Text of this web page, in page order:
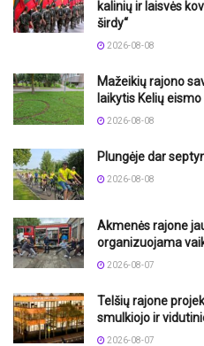
kalinių ir laisvės
širdy“
2026-08-08
Mažeikių rajono
laikytis Kelių
2026-08-08
Plungėje dar
2026-08-08
Akmenės rajone
organizuojama
2026-08-07
Telšių rajone
smulkiojo ir
2026-08-07